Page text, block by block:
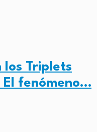
los Triplets
El fenómeno…